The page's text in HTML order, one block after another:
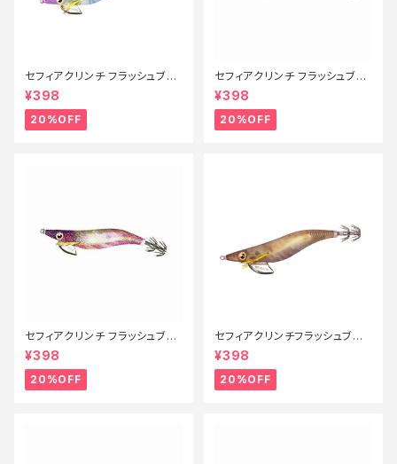
セフィアクリンチ フラッシュブー
スト QE-X25T 008【特価ルア
ー】【20】
¥398
20%OFF
セフィアクリンチ フラッシュブー
スト 3号 QE−X30T 008【特価
ルアー】【20】
¥398
20%OFF
セフィアクリンチ フラッシュブー
スト 3号 QE-X30T 001【特価
ルアー】【20】
¥398
20%OFF
セフィアクリンチフラッシュブー
スト3.5号 QE−X35U Fキンア
ジ 005【特価ルアー】【20】
¥398
20%OFF